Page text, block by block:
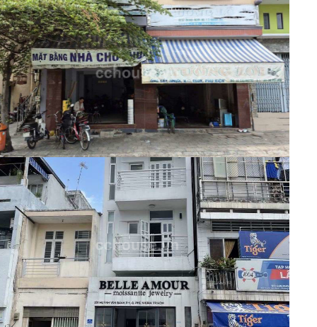
50 Triệu
Mã:10245Cho thuê nhà MT Calmette, P.Bến
Thành. DT 4.2x9m, 6 tầng ST
Nhà phố
53 Triệu
Mã:10244Cho thuê nhà nguyên căn mặt tiền
Huỳnh Văn Bánh, P.Phú Nhuận (Phường 11, Quận
Phú Nhuận cũ)